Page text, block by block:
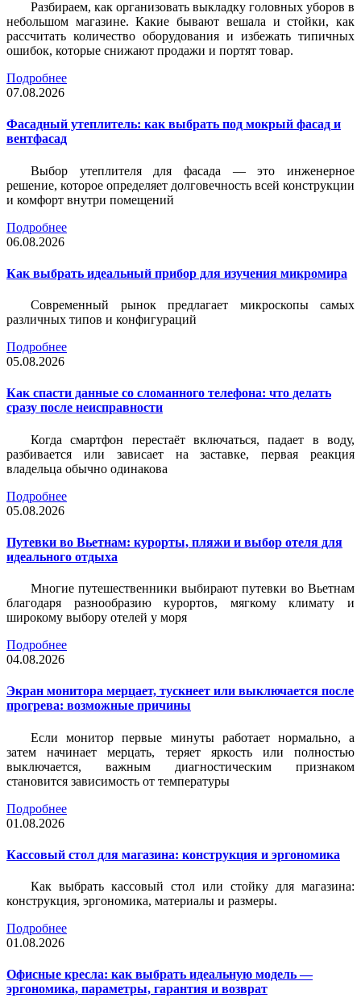
Разбираем, как организовать выкладку головных уборов в
небольшом магазине. Какие бывают вешала и стойки, как
рассчитать количество оборудования и избежать типичных
ошибок, которые снижают продажи и портят товар.
Подробнее
07.08.2026
Фасадный утеплитель: как выбрать под мокрый фасад и
вентфасад
Выбор утеплителя для фасада — это инженерное
решение, которое определяет долговечность всей конструкции
и комфорт внутри помещений
Подробнее
06.08.2026
Как выбрать идеальный прибор для изучения микромира
Современный рынок предлагает микроскопы самых
различных типов и конфигураций
Подробнее
05.08.2026
Как спасти данные со сломанного телефона: что делать
сразу после неисправности
Когда смартфон перестаёт включаться, падает в воду,
разбивается или зависает на заставке, первая реакция
владельца обычно одинакова
Подробнее
05.08.2026
Путевки во Вьетнам: курорты, пляжи и выбор отеля для
идеального отдыха
Многие путешественники выбирают путевки во Вьетнам
благодаря разнообразию курортов, мягкому климату и
широкому выбору отелей у моря
Подробнее
04.08.2026
Экран монитора мерцает, тускнеет или выключается после
прогрева: возможные причины
Если монитор первые минуты работает нормально, а
затем начинает мерцать, теряет яркость или полностью
выключается, важным диагностическим признаком
становится зависимость от температуры
Подробнее
01.08.2026
Кассовый стол для магазина: конструкция и эргономика
Как выбрать кассовый стол или стойку для магазина:
конструкция, эргономика, материалы и размеры.
Подробнее
01.08.2026
Офисные кресла: как выбрать идеальную модель —
эргономика, параметры, гарантия и возврат